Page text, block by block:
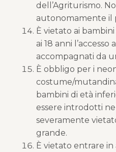
dell’Agriturismo.
autonomamente il
È vietato ai
ai 18 anni l’accesso
accompagnati da
È obbligo per i
costume/
bambini di età
essere introdotti
severamente
grande.
È vietato entrare